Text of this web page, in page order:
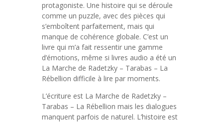
protagoniste. Une histoire qui se déroule
comme un puzzle, avec des pièces qui
s’emboîtent parfaitement, mais qui
manque de cohérence globale. C’est un
livre qui m’a fait ressentir une gamme
d’émotions, même si livres audio a été un
La Marche de Radetzky – Tarabas – La
Rébellion difficile à lire par moments.
L’écriture est La Marche de Radetzky –
Tarabas – La Rébellion mais les dialogues
manquent parfois de naturel. L’histoire est